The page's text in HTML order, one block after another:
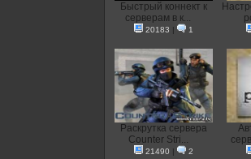
Быстрый коннект к
серверам в к...
20183 | 1
Раскрутка сервера
Counter Stri...
21490 | 2